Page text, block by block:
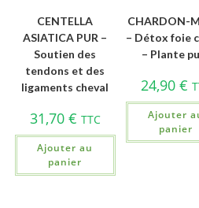
CENTELLA
ASIATICA PUR –
Soutien des
tendons et des
ligaments cheval
31,70 € TTC
Ajouter au
panier
CHARDON-
– Détox foie
– Plante
24,90 €
Ajouter
panier